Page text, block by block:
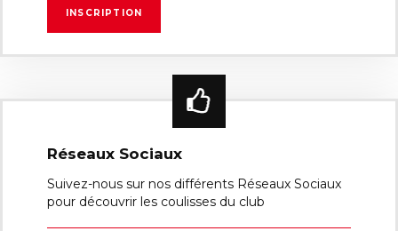
Réseaux Sociaux
Suivez-nous sur nos différents Réseaux Sociaux
pour découvrir les coulisses du club